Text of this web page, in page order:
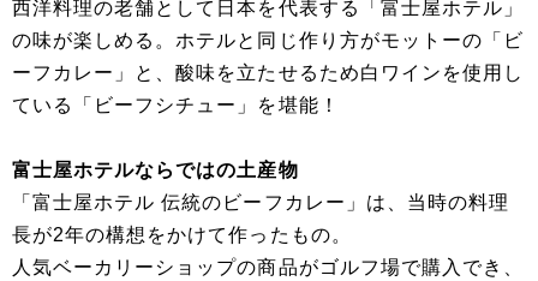
西洋料理の老舗として日本を代表する「富士屋ホテル」
の味が楽しめる。ホテルと同じ作り方がモットーの「ビ
ーフカレー」と、酸味を立たせるため白ワインを使用し
ている「ビーフシチュー」を堪能！
富士屋ホテルならではの土産物
「富士屋ホテル 伝統のビーフカレー」は、当時の料理
長が2年の構想をかけて作ったもの。
人気ベーカリーショップの商品がゴルフ場で購入でき、